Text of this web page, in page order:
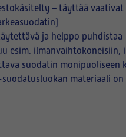
– täyttää
ja helppo puhdistaa
esim.
suodatin
materiaali